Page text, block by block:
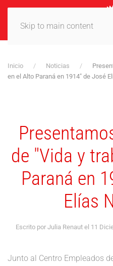
Skip to main content
Inicio Noticias
en el Alto Paraná en 1914" de José
de "Vida y
Paraná en
Elías
Escrito por Julia Renaut el 11
Junto al Centro Empleados